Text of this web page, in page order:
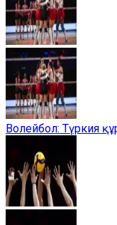
Волейбол: Түркия